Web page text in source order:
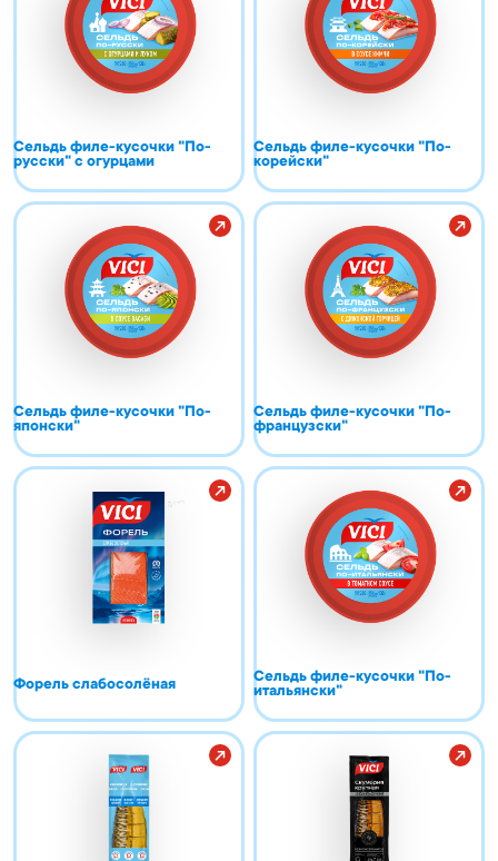
Сельдь филе-кусочки "По-
русски" с огурцами
Сельдь филе-кусочки "По-
корейски"
Сельдь филе-кусочки "По-
японски"
Сельдь филе-кусочки "По-
французски"
Форель слабосолёная
Сельдь филе-кусочки "По-
итальянски"